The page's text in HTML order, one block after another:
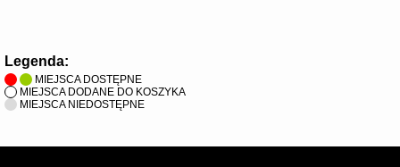
Legenda:
MIEJSCA DOSTĘPNE
MIEJSCA DODANE DO KOSZYKA
MIEJSCA NIEDOSTĘPNE